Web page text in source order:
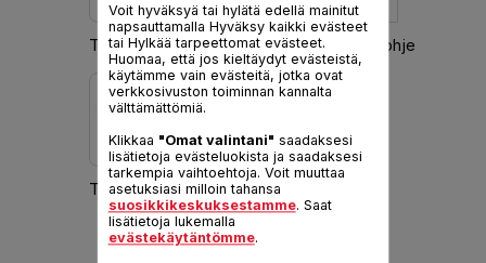
Turvaohjeet Lataa käyttöohje
Takuutiedot
Voit hyväksyä tai hylätä edellä mainitut
napsauttamalla Hyväksy kaikki evästeet
tai Hylkää tarpeettomat evästeet.
Huomaa, että jos kieltäydyt evästeistä,
käytämme vain evästeitä, jotka ovat
verkkosivuston toiminnan kannalta
välttämättömiä.
Klikkaa "Omat valintani" saadaksesi
lisätietoja evästeluokista ja saadaksesi
tarkempia vaihtoehtoja. Voit muuttaa
asetuksiasi milloin tahansa
suosikkikeskuksestamme. Saat
lisätietoja lukemalla
evästekäytäntömme.